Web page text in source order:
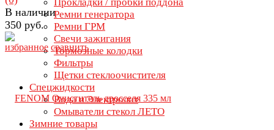
Ремни генератора
Ремни ГРМ
Свечи зажигания
Тормозные колодки
Фильтры
Щетки стеклоочистителя
Спецжидкости
Вода и Электролит
Омыватели стекол ЛЕТО
Зимние товары
избранное сравнить
В наличии
350 руб.